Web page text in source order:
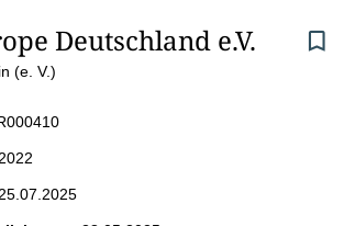
Deutschland e.V.
(e. V.)
25.07.2025